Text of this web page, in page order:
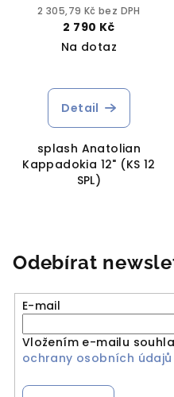
2 305,79 Kč bez DPH
2 790 Kč
Na dotaz
Detail
splash Anatolian
Kappadokia 12" (KS 12
SPL)
Odebírat
E-mail
Vložením e-mailu
ochrany osobních údajů